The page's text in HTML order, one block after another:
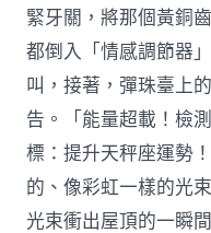
緊牙關，將那個黃銅
都倒入「情感調節器
叫，接著，彈珠臺上
告。「能量超載！檢
標：提升天秤座運勢
的、像彩虹一樣的光
光束衝出屋頂的一瞬